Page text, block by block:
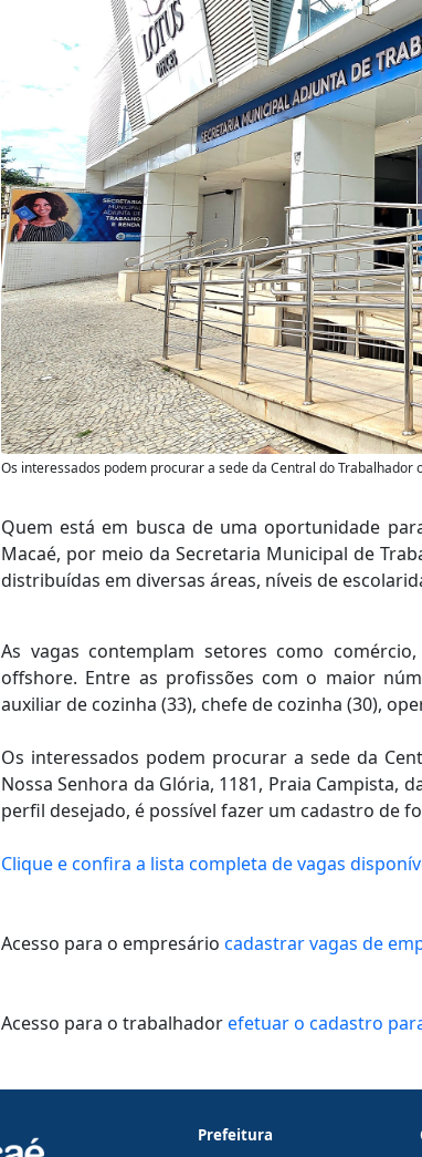
Anterior
Os interessados podem procurar a sede da Central do Trabalhador
Quem está em busca de uma oportunidade
Macaé, por meio da Secretaria Municipal de
distribuídas em diversas áreas, níveis de
As vagas contemplam setores como
offshore. Entre as profissões com o maior
auxiliar de cozinha (33), chefe de cozinha (30),
Os interessados podem procurar a sede da
Nossa Senhora da Glória, 1181, Praia Campista,
perfil desejado, é possível fazer um cadastro de
Clique e confira a lista completa de vagas
Acesso para o empresário cadastrar vagas de
Acesso para o trabalhadorefetuar o cadastro
Prefeitura